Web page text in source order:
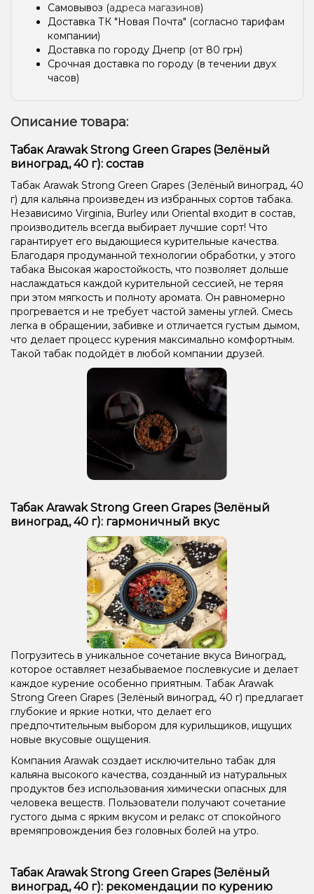
Самовывоз (адреса магазинов)
Доставка ТК "Новая Почта" (согласно тарифам
компании)
Доставка по городу Днепр (от 80 грн)
Срочная доставка по городу (в течении двух
часов)
Описание товара:
Табак Arawak Strong Green Grapes (Зелёный
виноград, 40 г): состав
Табак Arawak Strong Green Grapes (Зелёный виноград, 40
г) для кальяна произведен из избранных сортов табака.
Независимо Virginia, Burley или Oriental входит в состав,
производитель всегда выбирает лучшие сорт! Что
гарантирует его выдающиеся курительные качества.
Благодаря продуманной технологии обработки, у этого
табака Высокая жаростойкость, что позволяет дольше
наслаждаться каждой курительной сессией, не теряя
при этом мягкость и полноту аромата. Он равномерно
прогревается и не требует частой замены углей. Смесь
легка в обращении, забивке и отличается густым дымом,
что делает процесс курения максимально комфортным.
Такой табак подойдёт в любой компании друзей.
Табак Arawak Strong Green Grapes (Зелёный
виноград, 40 г): гармоничный вкус
Погрузитесь в уникальное сочетание вкуса Виноград,
которое оставляет незабываемое послевкусие и делает
каждое курение особенно приятным. Табак Arawak
Strong Green Grapes (Зелёный виноград, 40 г) предлагает
глубокие и яркие нотки, что делает его
предпочтительным выбором для курильщиков, ищущих
новые вкусовые ощущения.
Компания Arawak создает исключительно табак для
кальяна высокого качества, созданный из натуральных
продуктов без использования химически опасных для
человека веществ. Пользователи получают сочетание
густого дыма с ярким вкусом и релакс от спокойного
времяпровождения без головных болей на утро.
Табак Arawak Strong Green Grapes (Зелёный
виноград, 40 г): рекомендации по курению